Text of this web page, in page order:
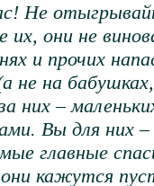
Не
они не
и прочих
не на
них –
Вы для них –
главные
кажутся